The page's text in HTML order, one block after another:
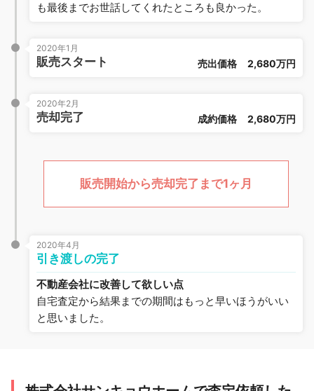
も最後までお世話してくれたところも良かった。
2020年1月
販売スタート 売出価格 2,680万円
2020年2月
売却完了 成約価格 2,680万円
販売開始から売却完了まで1ヶ月
2020年4月
引き渡しの完了
不動産会社に改善して欲しい点
自宅査定から結果までの期間はもっと早いほうがいい
と思いました。